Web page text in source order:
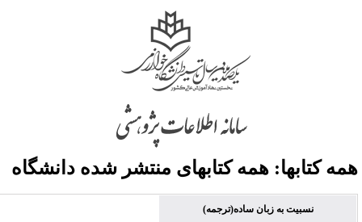
کتابها: همه کتابهای منتشر شده دانشگاه
نسبیت به زبان ساده(ترجمه)